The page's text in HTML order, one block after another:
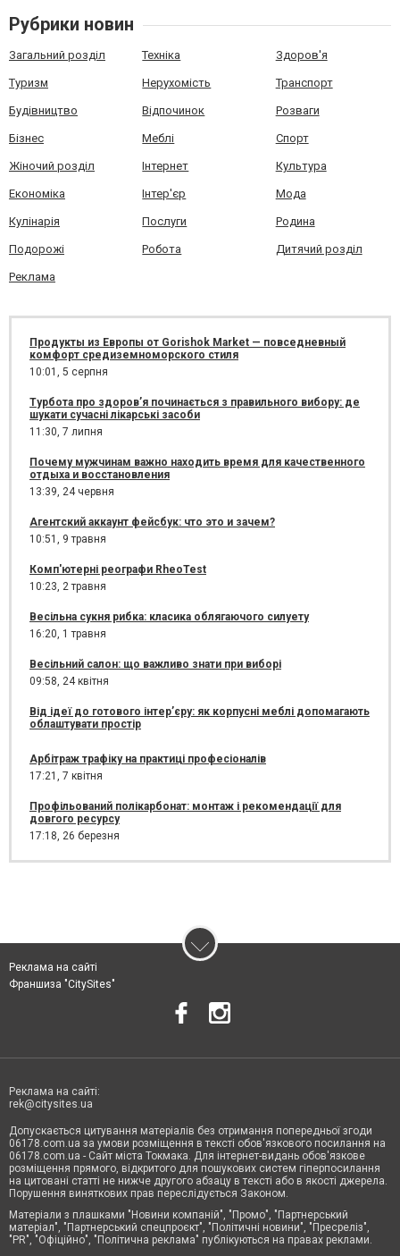
Рубрики новин
Загальний розділ Техніка Здоров'я
Туризм Нерухомість Транспорт
Будівництво Відпочинок Розваги
Бізнес Меблі Спорт
Жіночий розділ Інтернет Культура
Економіка Інтер'єр Мода
Кулінарія Послуги Родина
Подорожі Робота Дитячий розділ
Реклама
Продукты из Европы от Gorishok Market — повседневный
комфорт средиземноморского стиля
10:01, 5 серпня
Турбота про здоров’я починається з правильного вибору: де
шукати сучасні лікарські засоби
11:30, 7 липня
Почему мужчинам важно находить время для качественного
отдыха и восстановления
13:39, 24 червня
Агентский аккаунт фейсбук: что это и зачем?
10:51, 9 травня
Комп'ютерні реографи RheoTest
10:23, 2 травня
Весільна сукня рибка: класика облягаючого силуету
16:20, 1 травня
Весільний салон: що важливо знати при виборі
09:58, 24 квітня
Від ідеї до готового інтер’єру: як корпусні меблі допомагають
облаштувати простір
Арбітраж трафіку на практиці професіоналів
17:21, 7 квітня
Профільований полікарбонат: монтаж і рекомендації для
довгого ресурсу
17:18, 26 березня
Реклама на сайті
Франшиза "CitySites"
Реклама на сайті:
rek@citysites.ua
Допускається цитування матеріалів без отримання попередньої згоди
06178.com.ua за умови розміщення в тексті обов'язкового посилання на
06178.com.ua - Сайт міста Токмака. Для інтернет-видань обов'язкове
розміщення прямого, відкритого для пошукових систем гіперпосилання
на цитовані статті не нижче другого абзацу в тексті або в якості джерела.
Порушення виняткових прав переслідується Законом.
Матеріали з плашками "Новини компаній", "Промо", "Партнерський
матеріал", "Партнерський спецпроєкт", "Політичні новини", "Пресреліз",
"PR", "Офіційно", "Політична реклама" публікуються на правах реклами.